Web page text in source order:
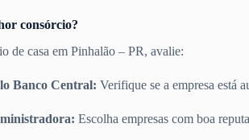
consórcio?
de casa em Pinhalão – PR, avalie:
Banco Central: Verifique se a empresa está
Escolha empresas com boa